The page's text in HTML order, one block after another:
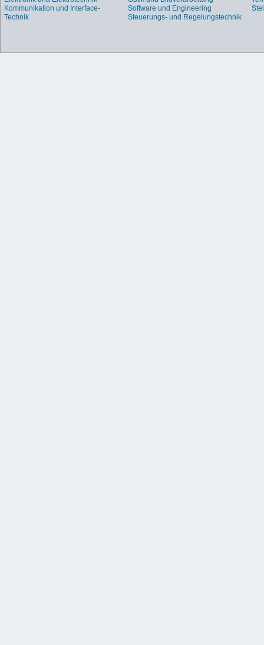
Kommunikation und Interface-
Technik
Software und Engineering
Steuerungs- und Regelungstechnik